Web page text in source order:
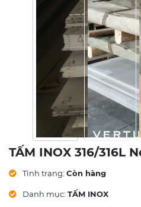
TẤM INOX 316/316L
Tình trạng: Còn hàng
Danh mục: TẤM INOX